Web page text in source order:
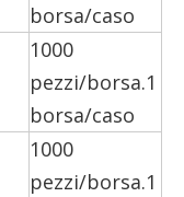
borsa/caso
1000
pezzi/borsa.1
borsa/caso
1000
pezzi/borsa.1